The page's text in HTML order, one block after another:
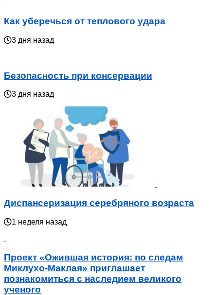
Как уберечься от теплового удара
3 дня назад
Безопасность при консервации
3 дня назад
Диспансеризация серебряного возраста
1 неделя назад
Проект «Ожившая история: по следам
Миклухо-Маклая» приглашает
познакомиться с наследием великого
ученого